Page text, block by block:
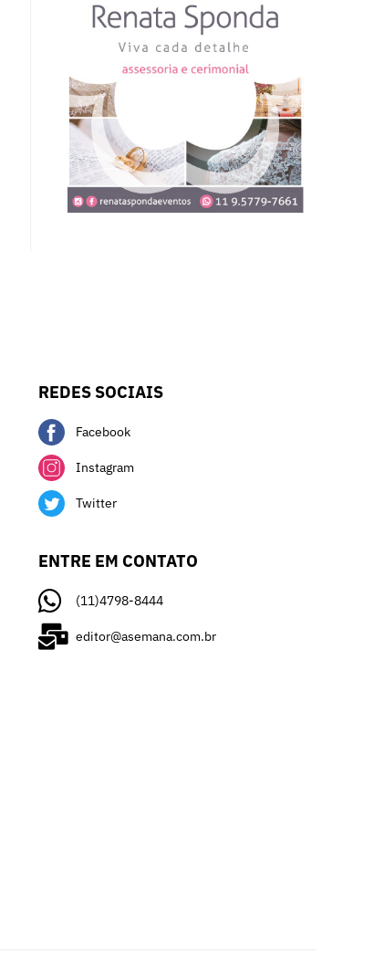
REDES SOCIAIS
Facebook
Instagram
Twitter
ENTRE EM CONTATO
(11)4798-8444
editor@asemana.com.br